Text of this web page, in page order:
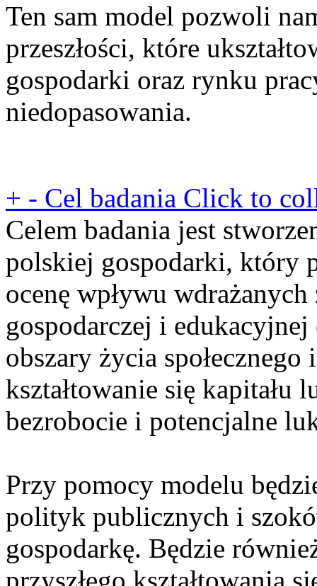
Ten sam model pozwoli
przeszłości, które
gospodarki oraz rynku
niedopasowania.
+ - Cel badania Click to
Celem badania jest
polskiej gospodarki, który
ocenę wpływu
gospodarczej i
obszary życia
kształtowanie się kapitału
bezrobocie i potencjalne
Przy pomocy modelu
polityk publicznych i
gospodarkę. Będzie